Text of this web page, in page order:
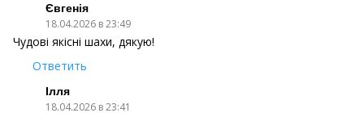
Євгенія
18.04.2026 в 23:49
Чудові якісні шахи, дякую!
Ответить
Ілля
18.04.2026 в 23:41